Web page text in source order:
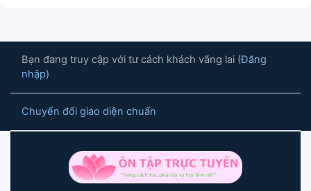
Bạn đang truy cập với tư cách khách vãng lai (Đăng
nhập)
Chuyển đổi giao diện chuẩn